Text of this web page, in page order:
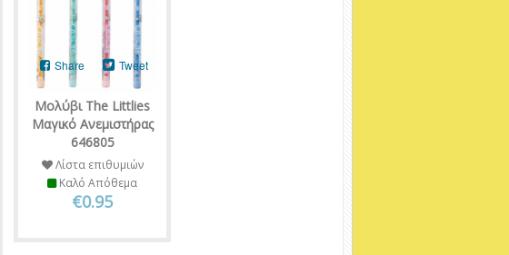
Μολύβι The Littlies
Μαγικό Ανεμιστήρας
646805
Share Tweet
Λίστα επιθυμιών
Καλό Απόθεμα
€0.95